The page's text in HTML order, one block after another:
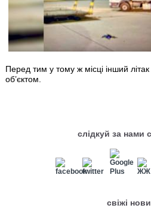
Перед тим у тому ж місці інший
об’єктом.
слідкуй за нами
свіжі